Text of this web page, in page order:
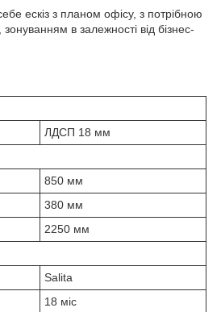
ескіз з планом офісу, з потрібною
зонуванням в залежності від бізнес-
ЛДСП 18 мм
850 мм
380 мм
2250 мм
Salita
18 міс